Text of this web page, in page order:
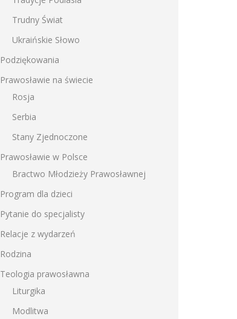
Trudny Świat
Ukraińskie Słowo
Podziękowania
Prawosławie na świecie
Rosja
Serbia
Stany Zjednoczone
Prawosławie w Polsce
Bractwo Młodzieży Prawosławnej
Program dla dzieci
Pytanie do specjalisty
Relacje z wydarzeń
Rodzina
Teologia prawosławna
Liturgika
Modlitwa